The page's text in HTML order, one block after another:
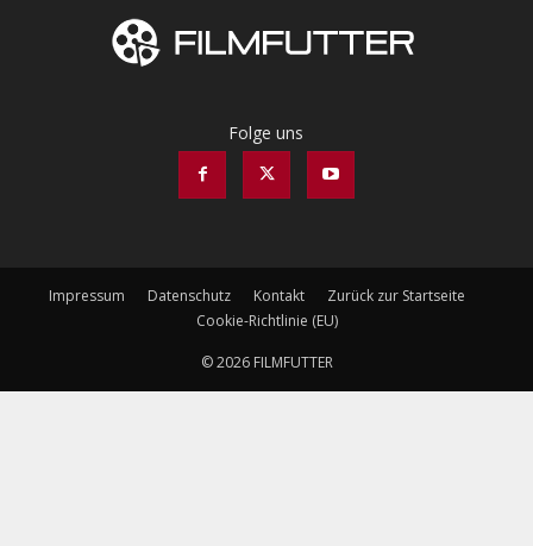
Folge uns
Impressum Datenschutz Kontakt
Zurück zur Startseite
Cookie-Richtlinie (EU)
© 2026 FILMFUTTER